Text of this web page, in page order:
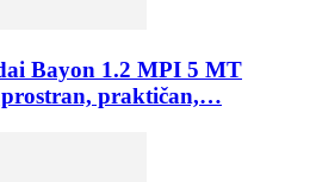
Bayon 1.2 MPI 5 MT
praktičan,…